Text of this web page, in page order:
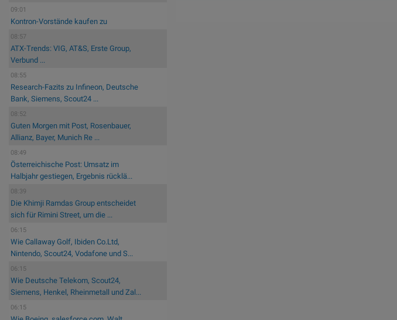
09:01
Kontron-Vorstände kaufen zu
08:57
ATX-Trends: VIG, AT&S, Erste Group,
Verbund ...
08:55
Research-Fazits zu Infineon, Deutsche
Bank, Siemens, Scout24 ...
08:52
Guten Morgen mit Post, Rosenbauer,
Allianz, Bayer, Munich Re ...
08:49
Österreichische Post: Umsatz im
Halbjahr gestiegen, Ergebnis rücklä...
08:39
Die Khimji Ramdas Group entscheidet
sich für Rimini Street, um die ...
06:15
Wie Callaway Golf, Ibiden Co.Ltd,
Nintendo, Scout24, Vodafone und S...
06:15
Wie Deutsche Telekom, Scout24,
Siemens, Henkel, Rheinmetall und Zal...
06:15